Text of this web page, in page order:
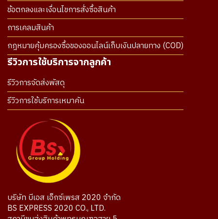
ข้อตกลงและเงื่อนไขการสั่งซื้อสินค้า
การเคลมสินค้า
กฎหมายคุ้มครองซื้อของออนไลน์เก็บเงินปลายทาง (COD)
รีวิวการใช้บริการจากลูกค้า
รีวิวการจัดส่งพัสดุ
รีวิวการใช้บริการเหมาคัน
บริษัท บีเอส เอ็กซ์เพรส 2020 จำกัด
BS EXPRESS 2020 CO., LTD.